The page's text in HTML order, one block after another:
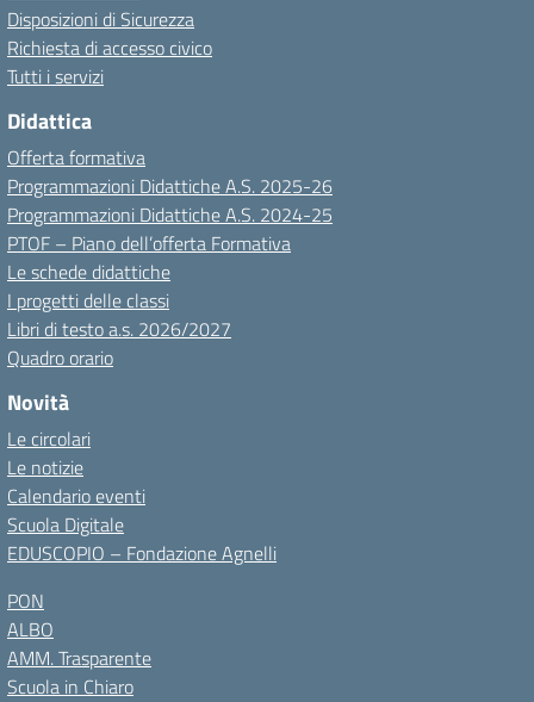
Disposizioni di Sicurezza
Richiesta di accesso civico
Tutti i servizi
Didattica
Offerta formativa
Programmazioni Didattiche A.S. 2025-26
Programmazioni Didattiche A.S. 2024-25
PTOF – Piano dell’offerta Formativa
Le schede didattiche
I progetti delle classi
Libri di testo a.s. 2026/2027
Quadro orario
Novità
Le circolari
Le notizie
Calendario eventi
Scuola Digitale
EDUSCOPIO – Fondazione Agnelli
PON
ALBO
AMM. Trasparente
Scuola in Chiaro